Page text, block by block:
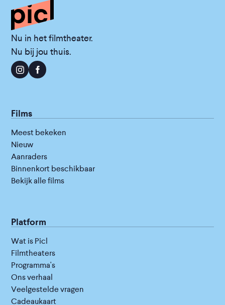
Nu in het filmtheater.
Nu bij jou thuis.
Films
Meest bekeken
Nieuw
Aanraders
Binnenkort beschikbaar
Bekijk alle films
Platform
Wat is Picl
Filmtheaters
Programma's
Ons verhaal
Veelgestelde vragen
Cadeaukaart